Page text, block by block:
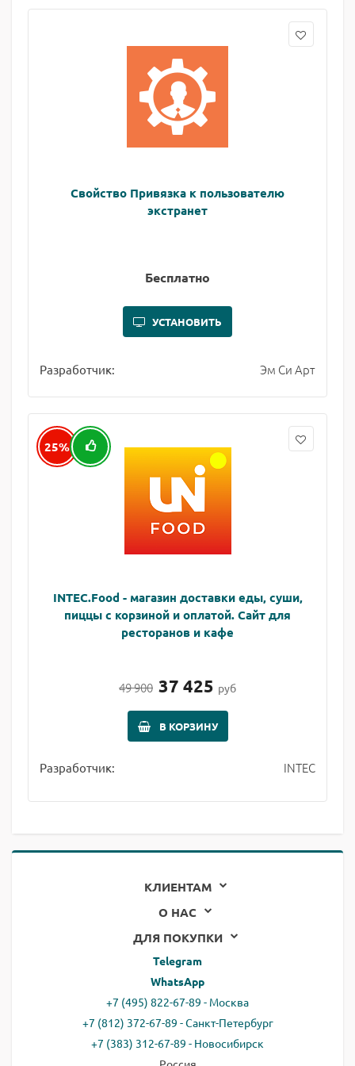
Свойство Привязка к пользователю
экстранет
Бесплатно
УСТАНОВИТЬ
Разработчик: Эм Си Арт
25%
INTEC.Food - магазин доставки еды, суши,
пиццы с корзиной и оплатой. Сайт для
ресторанов и кафе
49 900 37 425 руб
В КОРЗИНУ
Разработчик: INTEC
КЛИЕНТАМ
О НАС
ДЛЯ ПОКУПКИ
Telegram
WhatsApp
+7 (495) 822-67-89 - Москва
+7 (812) 372-67-89 - Санкт-Петербург
+7 (383) 312-67-89 - Новосибирск